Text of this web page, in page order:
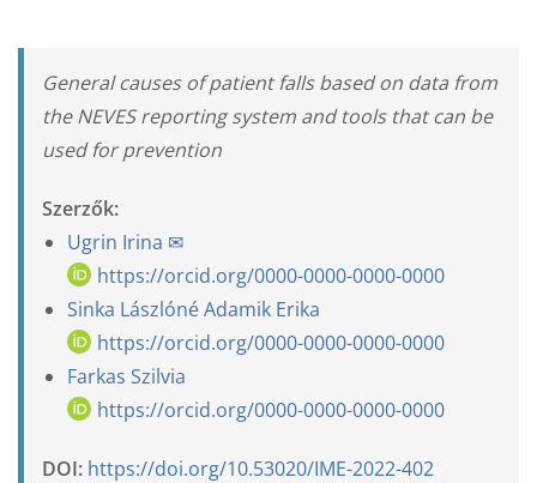
General causes of patient falls based on data from
the NEVES reporting system and tools that can be
used for prevention
Szerzők:
Ugrin Irina ✉
https://orcid.org/0000-0000-0000-0000
Sinka Lászlóné Adamik Erika
https://orcid.org/0000-0000-0000-0000
Farkas Szilvia
https://orcid.org/0000-0000-0000-0000
DOI: https://doi.org/10.53020/IME-2022-402